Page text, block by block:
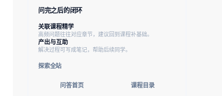
问完之后的闭环
关联课程精学
高频问题往往对应章节，建议回到课程补基础。
产出与互助
解决过程可写成笔记，帮助后续同学。
探索全站
问答首页 课程目录